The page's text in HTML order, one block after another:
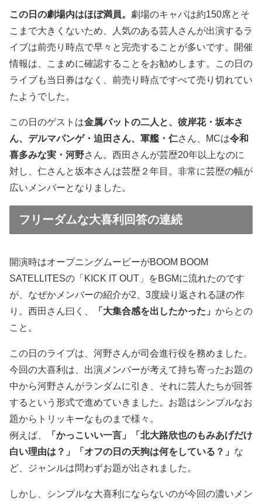
この日の劇場内はほぼ満員。 劇場のキャパは約150席とそ
こまで大きくないため、人気のある芸人さんが出演するラ
イブは前売り時点で早々と完売することが多いです。開催
情報は、こまめに確認することをお勧めします。この日の
ライブも当日券はなく、前売り時点ですべて売り切れてい
たようでした。
この日のゲストは金属バットの二人と、彼岸花・坂本さ
ん、デルマパンゲ・迫田さん、軍艦・仁さん、MCは令和
喜多みな実・河野さん。西田さんが芸歴20年以上なのに
対し、仁さんと坂本さんは芸歴２年目。非常に芸歴の幅が
広いメンバーとなりました。
フリーダムな大喜利回答の連続
開演時はオープニングムービーがBOOM BOOM
SATELLITESの「KICK IT OUT」をBGMに流れたのです
が、なぜかメンバーの紹介が2、3度繰り返される謎の作
り。西田さん曰く、
「大集合感を出したかった」 からとの
こと。
この日のライブは、河野さんが司会進行役を務めました。
今回の大喜利は、出演メンバーが考えて持ち寄ったお題の
中から河野さんがランダムに引き、それに芸人たちが回答
するという形式で進めていきました。お題はシンプルなお
題からトリッキーなものまで様々。
例えば、
「かっこいい一言」「北大路欣也のもみあげだけ
白い理由は？」「オフの日の天狗は何をしている？」 な
ど、ジャンルは問わずお題が出されました。
しかし、シンプルな大喜利にならないのが今回の濃いメン